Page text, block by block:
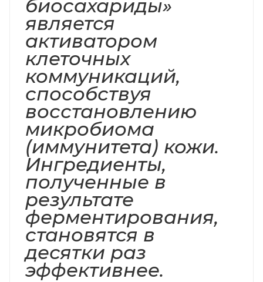
биосахариды»
является
активатором
клеточных
коммуникаций,
способствуя
восстановлению
микробиома
(иммунитета) кожи.
Ингредиенты,
полученные в
результате
ферментирования,
становятся в
десятки раз
эффективнее.